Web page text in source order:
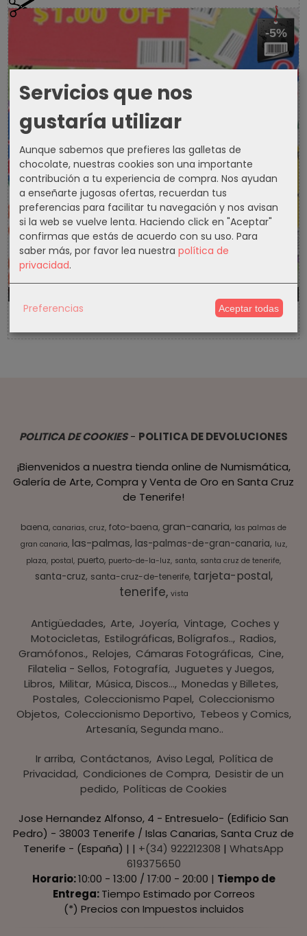
-5%
POLITICA DE COOKIES- POLITICA DE DEVOLUCIONES
¡Bienvenidos a nuestra tienda online de Numismática,
Galería de Arte, Compra y Venta de Oro en Santa Cruz
de Tenerife!
baena canarias cruz foto-baena gran-canaria las palmas de
gran canaria las-palmas las-palmas-de-gran-canaria luz
plaza postal puerto puerto-de-la-luz santa santa cruz de tenerife
santa-cruz santa-cruz-de-tenerife tarjeta-postal
tenerife vista
Antigüedades Arte Joyería Vintage Coches y
Motocicletas Estilográficas, Bolígrafos.. Radios,
Gramófonos. Relojes Cámaras Fotográficas Cine
Filatelia - Sellos Fotografía Juguetes y Juegos
Libros Militar Música, Discos... Monedas y Billetes
Postales Coleccionismo Papel Coleccionismo
Objetos Coleccionismo Deportivo Tebeos y Comics
Artesanía, Segunda mano..
Ir arriba Contáctanos Aviso Legal Política de
Privacidad Condiciones de Compra Desistir de un
pedido Políticas de Cookies
Jose Hernandez Alfonso, 4 - Entresuelo- (Edificio San
Pedro) - 38003 Tenerife / Islas Canarias, Santa Cruz de
Tenerife - (España) | | +(34) 922212308 | WhatsApp
619375650
Horario:10:00 - 13:00 / 17:00 - 20:00 | Tiempo de
Entrega:Tiempo Estimado por Correos
(*) Precios con Impuestos incluidos
Servicios que nos
gustaría utilizar
Aunque sabemos que prefieres las galletas de
chocolate, nuestras cookies son una importante
contribución a tu experiencia de compra. Nos ayudan
a enseñarte jugosas ofertas, recuerdan tus
preferencias para facilitar tu navegación y nos avisan
si la web se vuelve lenta. Haciendo click en "Aceptar"
confirmas que estás de acuerdo con su uso. Para
saber más, por favor lea nuestra política de
privacidad.
Preferencias Aceptar todas